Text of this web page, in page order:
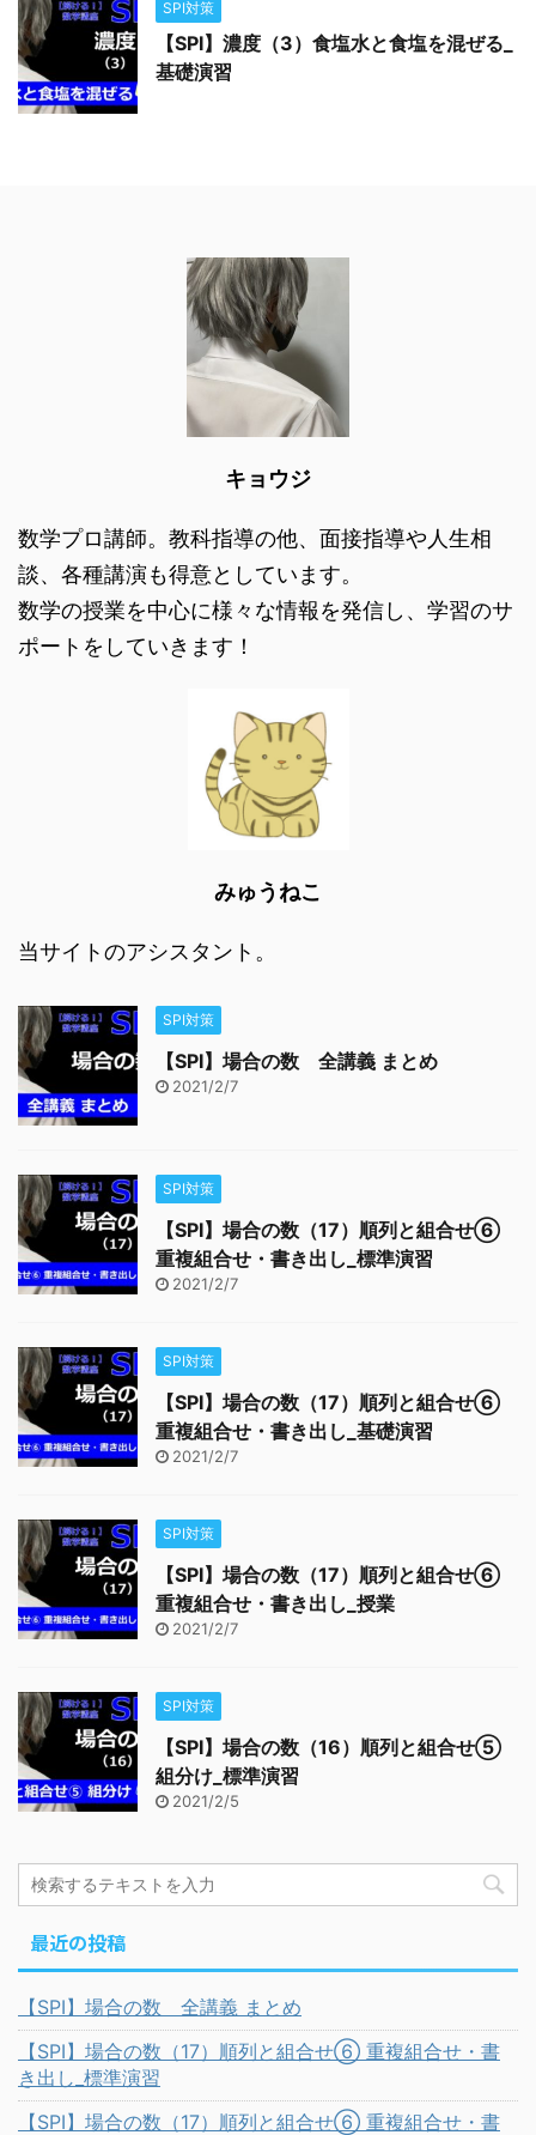
SPI対策
【SPI】濃度（3）食塩水と食塩を混ぜる_
基礎演習
キョウジ
数学プロ講師。教科指導の他、面接指導や人生相
談、各種講演も得意としています。
数学の授業を中心に様々な情報を発信し、学習のサ
ポートをしていきます！
みゅうねこ
当サイトのアシスタント。
SPI対策
【SPI】場合の数 全講義 まとめ
2021/2/7
SPI対策
【SPI】場合の数（17）順列と組合せ⑥
重複組合せ・書き出し_標準演習
2021/2/7
SPI対策
【SPI】場合の数（17）順列と組合せ⑥
重複組合せ・書き出し_基礎演習
2021/2/7
SPI対策
【SPI】場合の数（17）順列と組合せ⑥
重複組合せ・書き出し_授業
2021/2/7
SPI対策
【SPI】場合の数（16）順列と組合せ⑤
組分け_標準演習
2021/2/5
最近の投稿
【SPI】場合の数 全講義 まとめ
【SPI】場合の数（17）順列と組合せ⑥ 重複組合せ・書
き出し_標準演習
【SPI】場合の数（17）順列と組合せ⑥ 重複組合せ・書